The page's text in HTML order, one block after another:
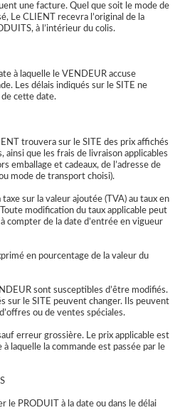
une facture. Quel que soit le mode de
Le CLIENT recevra l’original de la
à l’intérieur du colis.
à laquelle le VENDEUR accuse
Les délais indiqués sur le SITE ne
cette date.
trouvera sur le SITE des prix affichés
ainsi que les frais de livraison applicables
emballage et cadeaux, de l’adresse de
mode de transport choisi).
sur la valeur ajoutée (TVA) au taux en
modification du taux applicable peut
compter de la date d’entrée en vigueur
en pourcentage de la valeur du
sont susceptibles d’être modifiés.
sur le SITE peuvent changer. Ils peuvent
ou de ventes spéciales.
erreur grossière. Le prix applicable est
laquelle la commande est passée par le
le PRODUIT à la date ou dans le délai